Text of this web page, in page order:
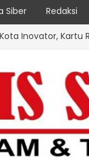
Siber Redaksi
Registrasi